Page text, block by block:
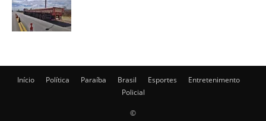
Início Política Paraíba Brasil Esportes
Entretenimento
Policial
©